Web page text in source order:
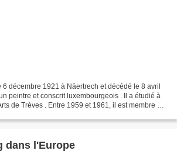
6 décembre 1921 à Näertrech et décédé le 8 avril
peintre et conscrit luxembourgeois . Il a étudié à
de Trèves . Entre 1959 et 1961, il est membre du
dans l'Europe